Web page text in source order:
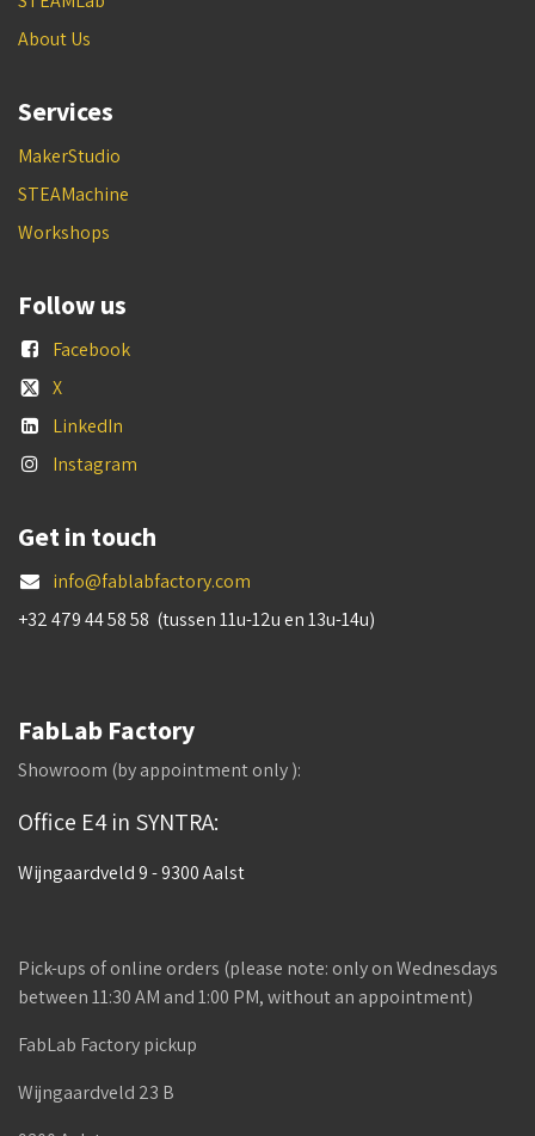
About Us
Services
MakerStudio
STEAMachine
Workshops
Follow us
Facebook
X
LinkedIn
Instagram
Get in touch
info@fablabfactory.com
+32 479 44 58 58 (tussen 11u-12u en 13u-14u)
FabLab Factory
Showroom (by appointment only ):
Office E4 in SYNTRA:
Wijngaardveld 9 - 9300 Aalst
Pick-ups of online orders (please note: only on Wednesdays
between 11:30 AM and 1:00 PM, without an appointment)
FabLab Factory pickup
Wijngaardveld 23 B